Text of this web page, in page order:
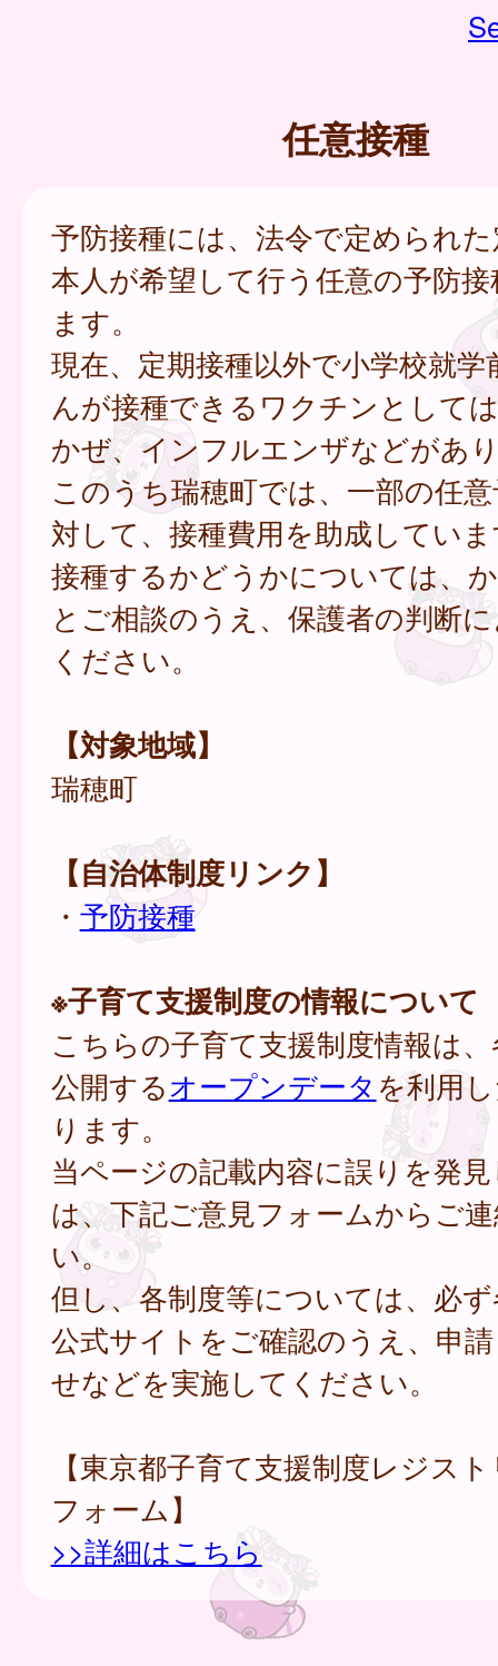
任意接種
予防接種には、法令で定められ
本人が希望して行う任意の予防
ます。
現在、定期接種以外で小学校就
んが接種できるワクチンとして
かぜ、インフルエンザなどがあ
このうち瑞穂町では、一部の任
対して、接種費用を助成してい
接種するかどうかについては、
とご相談のうえ、保護者の判断
ください。
【対象地域】
瑞穂町
【自治体制度リンク】
・ 予防接種
※子育て支援制度の情報について
こちらの子育て支援制度情報は
公開するオープンデータ を利用
ります。
当ページの記載内容に誤りを発
は、下記ご意見フォームからご
い。
但し、各制度等については、必
公式サイトをご確認のうえ、申
せなどを実施してください。
【東京都子育て支援制度レジス
フォーム】
>>詳細はこちら